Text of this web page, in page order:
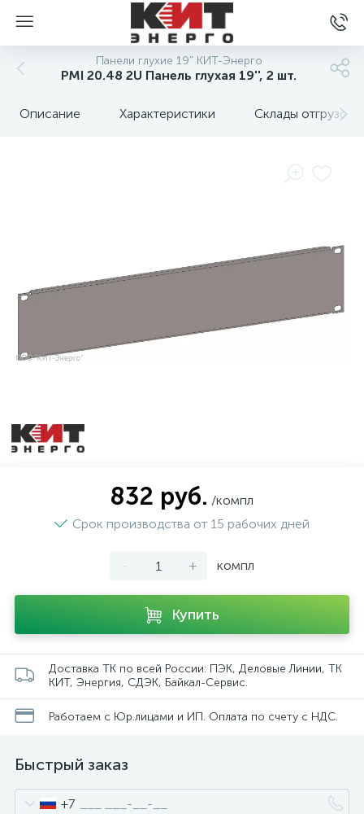
Панели глухие 19" КИТ-Энерго
PMI 20.48 2U Панель глухая 19'', 2 шт.
Описание Характеристики Склады отгрузок
832 руб. /компл
Срок производства от 15 рабочих дней
- + компл
Купить
Доставка ТК по всей России: ПЭК, Деловые Линии, ТК
КИТ, Энергия, СДЭК, Байкал-Сервис.
Работаем с Юр.лицами и ИП. Оплата по счету с НДС.
Быстрый заказ
+7